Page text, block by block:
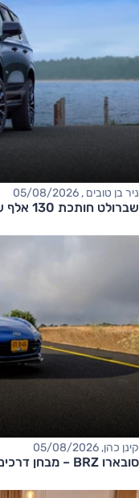
ניר בן טובים , 05/08/2026
שברולט חותכת 130 אלף שקל ממחיר הטאהו
קינן כהן, 05/08/2026
סובארו BRZ – מבחן דרכים (tS)